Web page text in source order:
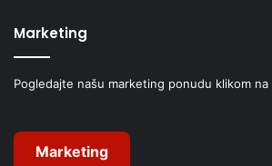
Marketing
Pogledajte našu marketing ponudu klikom
Marketing